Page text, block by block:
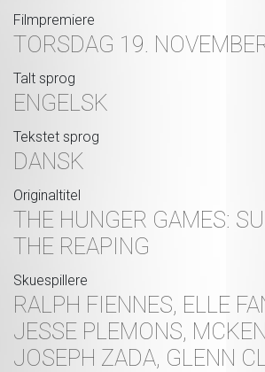
Filmpremiere
TORSDAG 19.
Talt sprog
ENGELSK
Tekstet sprog
DANSK
Originaltitel
THE HUNGER GAMES:
THE REAPING
Skuespillere
RALPH FIENNES, ELLE
JESSE PLEMONS,
JOSEPH ZADA, GLENN